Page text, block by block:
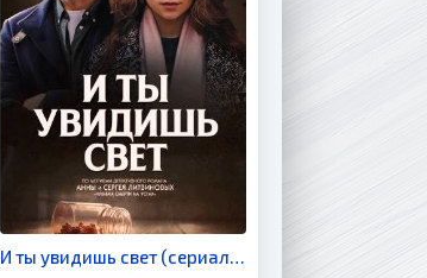
И ты увидишь свет (сериал 2024)